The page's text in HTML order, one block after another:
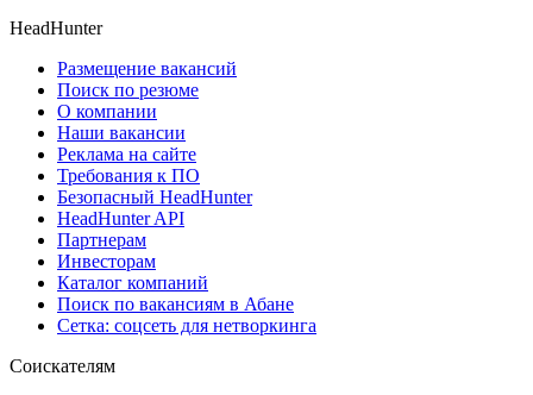
HeadHunter
Размещение вакансий
Поиск по резюме
О компании
Наши вакансии
Реклама на сайте
Требования к ПО
Безопасный HeadHunter
HeadHunter API
Партнерам
Инвесторам
Каталог компаний
Поиск по вакансиям в Абане
Сетка: соцсеть для нетворкинга
Соискателям